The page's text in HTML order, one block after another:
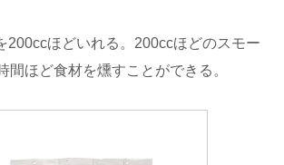
200ccほどいれる。200ccほどのスモー
間ほど食材を燻すことができる。